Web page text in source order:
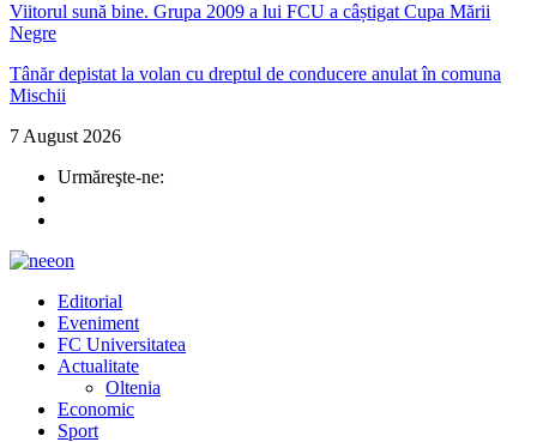
Viitorul sună bine. Grupa 2009 a lui FCU a câștigat Cupa Mării
Negre
Tânăr depistat la volan cu dreptul de conducere anulat în comuna
Mischii
7 August 2026
Urmăreşte-ne:
Editorial
Eveniment
FC Universitatea
Actualitate
Oltenia
Economic
Sport